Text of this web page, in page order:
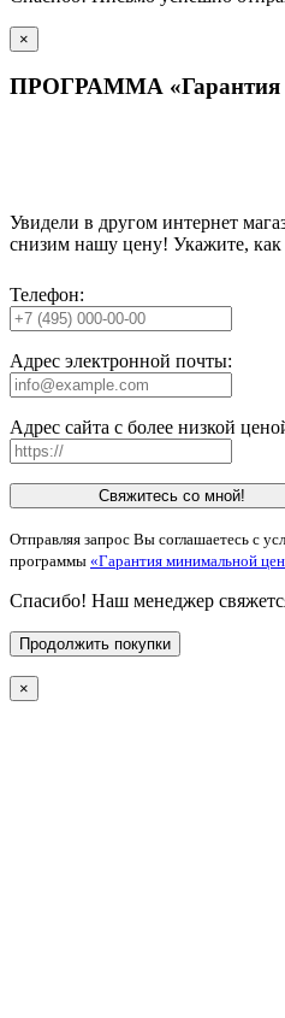
×
ПРОГРАММА «Гарантия
Увидели в другом интернет
снизим нашу цену! Укажите, как
Телефон:
Адрес электронной почты:
Адрес сайта с более низкой
Свяжитесь со мной!
Отправляя запрос Вы соглашаетесь с
программы «Гарантия минимальной
Спасибо! Наш менеджер
Продолжить покупки
×